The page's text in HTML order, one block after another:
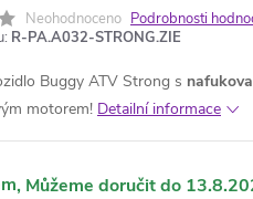
Neohodnoceno Podrobnosti
R-PA.A032-STRONG.ZIE
Buggy ATV Strong s
motorem! Detailní informace